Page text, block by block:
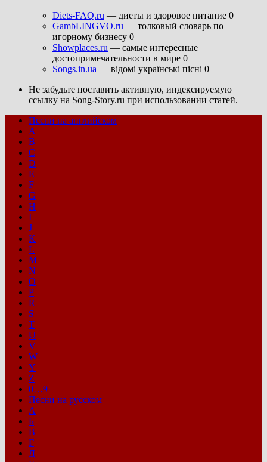
Diets-FAQ.ru — диеты и здоровое питание 0
GambLINGVO.ru — толковый словарь по
игорному бизнесу 0
Showplaces.ru — самые интересные
достопримечательности в мире 0
Songs.in.ua — відомі українські пісні 0
Не забудьте поставить активную, индексируемую
ссылку на Song-Story.ru при использовании статей.
Песни на английском
A
B
C
D
E
F
G
H
I
J
K
L
M
N
O
P
R
S
T
U
V
W
Y
Z
0…9
Песни на русском
А
Б
В
Г
Д